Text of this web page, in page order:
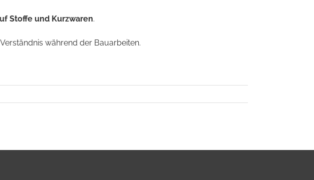
Stoffe und Kurzwaren.
während der Bauarbeiten.